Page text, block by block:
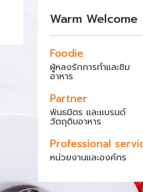
Warm Welcome
Foodie
ผู้หลงรักการทำและชิม
อาหาร
Partner
พันธมิตร และแบรนด์
วัตถุดิบอาหาร
Professional
หน่วยงานและองค์กร